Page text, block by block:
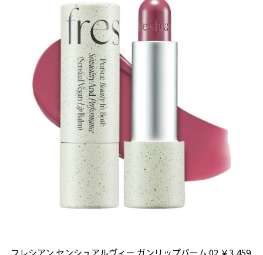
フレシアン センシュアルヴィー ガンリップバーム 02 ￥3,459